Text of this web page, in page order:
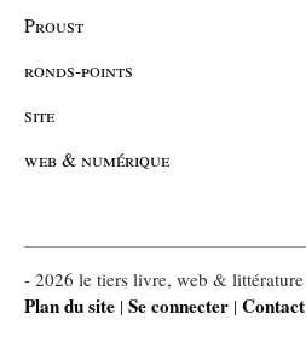
Proust
ronds-points
site
web & numérique
- 2026 le tiers livre, web & littérature
Plan du site | Se connecter | Contact